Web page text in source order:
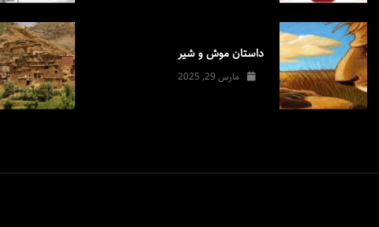
داستان موش و شیر
مارس 29, 2025